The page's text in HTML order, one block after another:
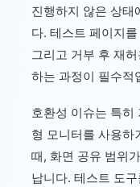
진행하지 않은 상태
다. 테스트 페이지
그리고 거부 후 재
하는 과정이 필수적
호환성 이슈는 특히
형 모니터를 사용하
때, 화면 공유 범위
납니다. 테스트 도